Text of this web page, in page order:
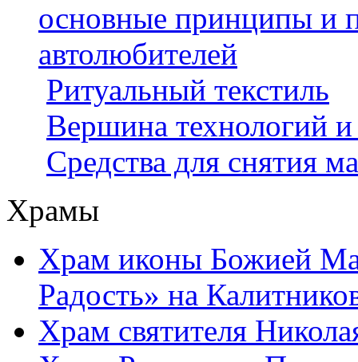
основные принципы и
автолюбителей
Ритуальный текстиль
Вершина технологий
Средства для снятия
Храмы
Храм иконы Божией
Радость» на
Храм святителя